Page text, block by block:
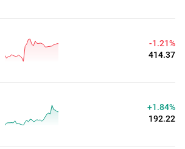
-1.21%
414.37
+1.85%
192.22